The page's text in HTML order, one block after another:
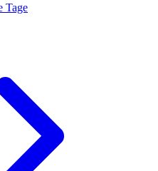
Tage